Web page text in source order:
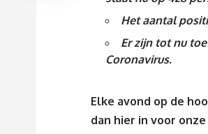
Het aantal
Er zijn tot nu
Coronavirus.
Elke avond op de
dan hier in voor